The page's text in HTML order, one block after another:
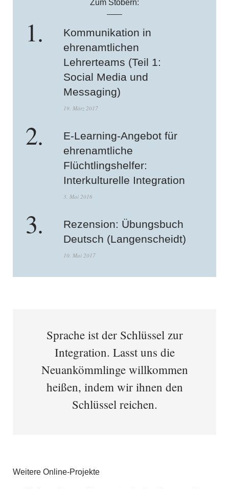
Zum Stöbern:
Kommunikation in
ehrenamtlichen
Lehrerteams (Teil 1:
Social Media und
Messaging)
19. März 2017
E-Learning-Angebot für
ehrenamtliche
Flüchtlingshelfer:
Interkulturelle Integration
3. Mai 2016
Rezension: Übungsbuch
Deutsch (Langenscheidt)
10. Mai 2017
Sprache ist der Schlüssel zur
Integration. Lasst uns die
Neuankömmlinge willkommen
heißen, indem wir ihnen den
Schlüssel reichen.
Weitere Online-Projekte